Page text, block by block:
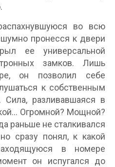
во всю
пронесся к двери
ее универсальной
замков. Лишь
он позволил себе
к собственным
разливавшаяся в
Огромной? Мощной?
раньше не сталкивался
сразу понял, к какой
в номере
он испугался до